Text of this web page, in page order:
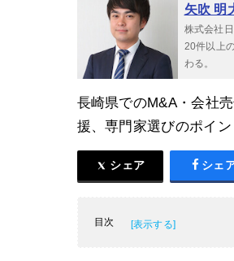
矢吹 明
株式会社
20件以上
わる。
長崎県でのM&A・会社
援、専門家選びのポイ
シェア シェ
目次